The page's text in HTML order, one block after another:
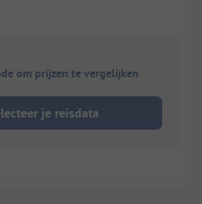
om prijzen te vergelijken
je reisdata